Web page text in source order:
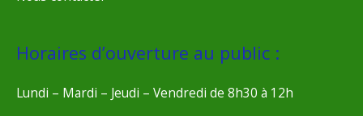
Horaires d’ouverture au public :
Lundi – Mardi – Jeudi – Vendredi de 8h30 à 12h